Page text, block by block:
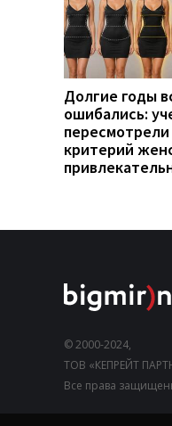
Долгие годы
ошибались:
критерий
© 2000-2024,
ТОВ «КЕПРЕЙТ
Все права